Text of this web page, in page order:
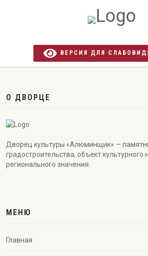
ВЕРСИЯ ДЛЯ
О ДВОРЦЕ
Дворец культуры «Алюминщик» —
градостроительства, объект культурного
регионального значения.
МЕНЮ
Главная